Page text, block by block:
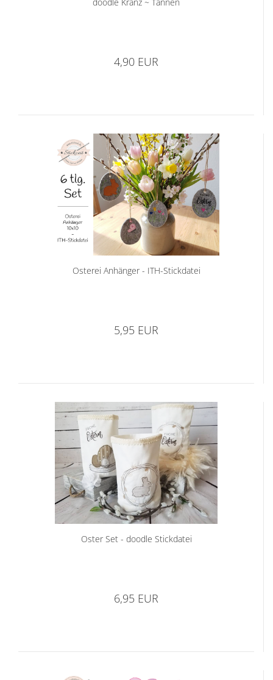
4,90 EUR
Osterei Anhänger - ITH-Stickdatei
5,95 EUR
Oster Set - doodle Stickdatei
6,95 EUR